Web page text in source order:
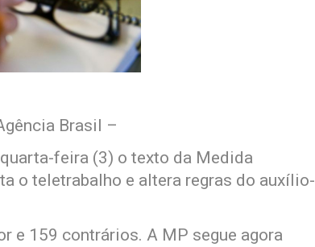
Brasil –
feira (3) o texto da Medida
o teletrabalho e altera regras do auxílio-
e 159 contrários. A MP segue agora